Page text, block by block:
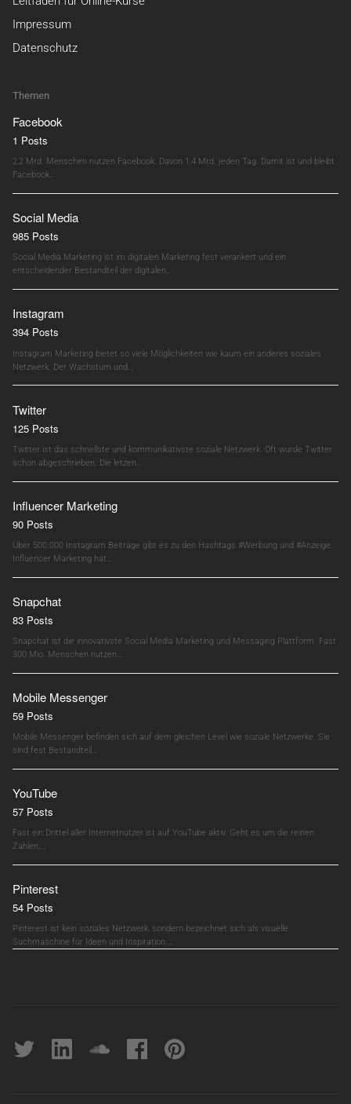
Impressum
Datenschutz
Themen
Facebook
1 Posts
2,2 Mrd. Menschen nutzen Facebook. Davon 1,4 Mrd. jeden Tag. Damit ist und bleibt
Facebook…
Social Media
985 Posts
Social Media Marketing ist im digitalen Marketing fest verankert und ein
entscheidender Bestandteil der digitalen…
Instagram
394 Posts
Instagram Marketing bietet so viele Möglichkeiten wie kaum ein anderes soziales
Netzwerk. Der Wachstum und…
Twitter
125 Posts
Twitter ist das schnellste und kommunikativste soziale Netzwerk. Oft wurde Twitter
schon abgeschrieben. Die letzen…
Influencer Marketing
90 Posts
Über 500.000 Instagram Beiträge gibt es zu den Hashtags #Werbung und #Anzeige.
Influencer Marketing hat…
Snapchat
83 Posts
Snapchat ist die innovativste Social Media Marketing und Messaging Plattform. Fast
300 Mio. Menschen nutzen…
Mobile Messenger
59 Posts
Mobile Messenger befinden sich auf dem gleichen Level wie soziale Netzwerke. Sie
sind fest Bestandteil…
YouTube
57 Posts
Fast ein Drittel aller Internetnutzer ist auf YouTube aktiv. Geht es um die reinen
Zahlen,…
Pinterest
54 Posts
Pinterest ist kein soziales Netzwerk, sondern bezeichnet sich als visuelle
Suchmaschine für Ideen und Inspiration.…
Twitter linkedin soundcloudFacebookpinterest